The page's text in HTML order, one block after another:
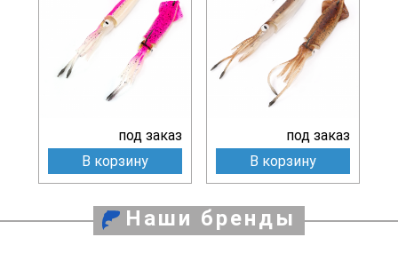
под заказ
В корзину
под заказ
В корзину
Наши бренды